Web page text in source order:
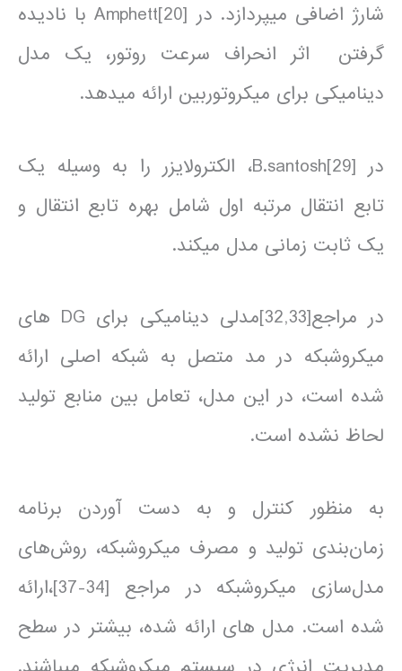
شارژ اضافی می­پردازد. در [20]Amphett با نادیده
گرفتن اثر انحراف سرعت روتور، یک مدل
دینامیکی برای میکروتوربین ارائه می­دهد.
در [29]B.santosh، الکترولایزر را به وسیله یک
تابع انتقال مرتبه اول شامل بهره تابع انتقال و
یک ثابت زمانی مدل می­کند.
در مراجع[32,33]مدلی دینامیکی برای DG های
میکروشبکه در مد متصل به شبکه اصلی ارائه
شده است، در این مدل، تعامل بین منابع تولید
لحاظ نشده است.
به منظور کنترل و به دست آوردن برنامه
زمان‌بندی تولید و مصرف میکروشبکه، روش‌های
مدل‌سازی میکروشبکه در مراجع [34-37]،ارائه
شده است. مدل های ارائه شده، بیشتر در سطح